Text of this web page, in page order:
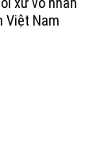
Việt Nam